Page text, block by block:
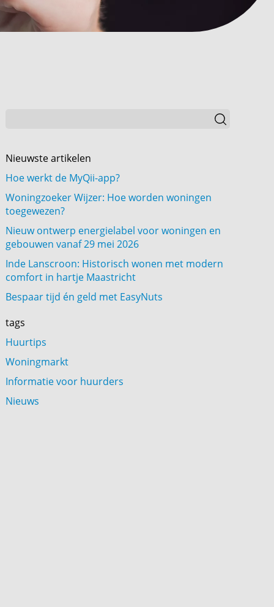
Nieuwste artikelen
Hoe werkt de MyQii-app?
Woningzoeker Wijzer: Hoe worden woningen
toegewezen?
Nieuw ontwerp energielabel voor woningen en
gebouwen vanaf 29 mei 2026
Inde Lanscroon: Historisch wonen met modern
comfort in hartje Maastricht
Bespaar tijd én geld met EasyNuts
tags
Huurtips
Woningmarkt
Informatie voor huurders
Nieuws